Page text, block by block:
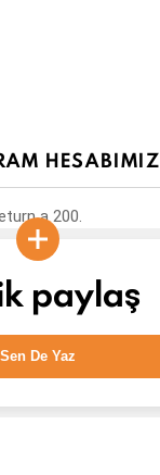
HESABIMIZ
a 200.
paylaş
Sen De Yaz